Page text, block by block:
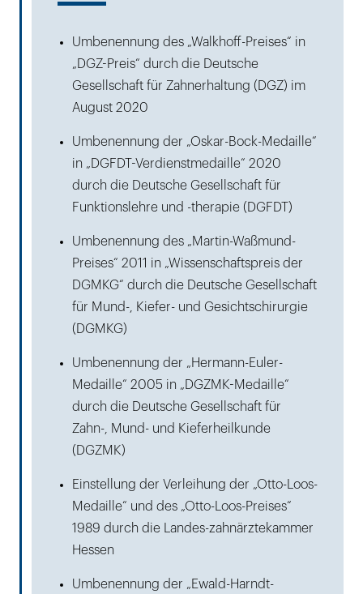
Umbenennung des „Walkhoff-Preises“ in
„DGZ-Preis“ durch die Deutsche
Gesellschaft für Zahnerhaltung (DGZ) im
August 2020
Umbenennung der „Oskar-Bock-Medaille“
in „DGFDT-Verdienstmedaille“ 2020
durch die Deutsche Gesellschaft für
Funktionslehre und -therapie (DGFDT)
Umbenennung des „Martin-Waßmund-
Preises“ 2011 in „Wissenschaftspreis der
DGMKG“ durch die Deutsche Gesellschaft
für Mund-, Kiefer- und Gesichtschirurgie
(DGMKG)
Umbenennung der „Hermann-Euler-
Medaille“ 2005 in „DGZMK-Medaille“
durch die Deutsche Gesellschaft für
Zahn-, Mund- und Kieferheilkunde
(DGZMK)
Einstellung der Verleihung der „Otto-Loos-
Medaille“ und des „Otto-Loos-Preises“
1989 durch die Landes-zahnärztekammer
Hessen
Umbenennung der „Ewald-Harndt-